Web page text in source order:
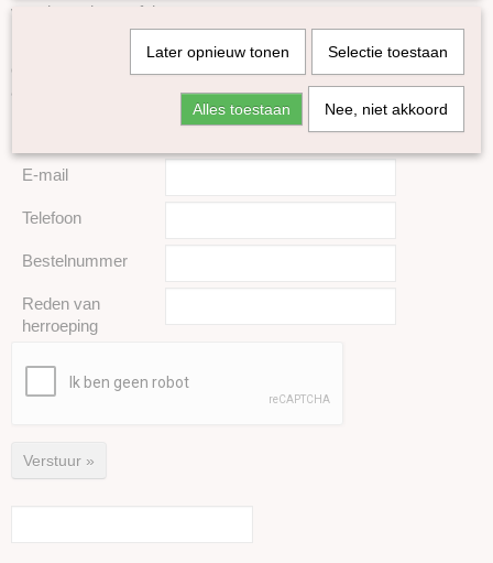
van de aankoop afziet.
Na ontvangst van uw verzoek sturen wij u zo spoedig mogelijk
een bevestiging per e-mail en informeren wij u over de verdere
afhandeling van uw herroeping.
E-mail
Telefoon
Bestelnummer
Reden van
herroeping
Verstuur »
Later opnieuw tonen Selectie toestaan
Alles toestaan Nee, niet akkoord